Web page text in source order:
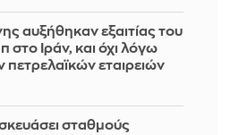
αυξήθηκαν εξαιτίας του
στο Ιράν, και όχι λόγω
πετρελαϊκών εταιρειών
σταθμούς